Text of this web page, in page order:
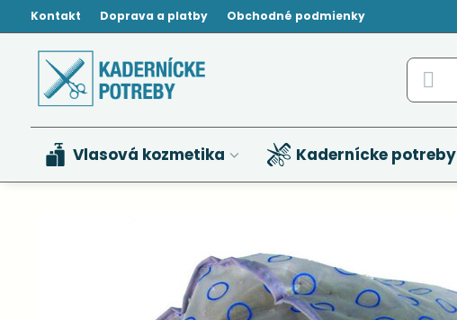
Kontakt Doprava a platby Obchodné podmienky
Vlasová kozmetika Kadernícke potreby